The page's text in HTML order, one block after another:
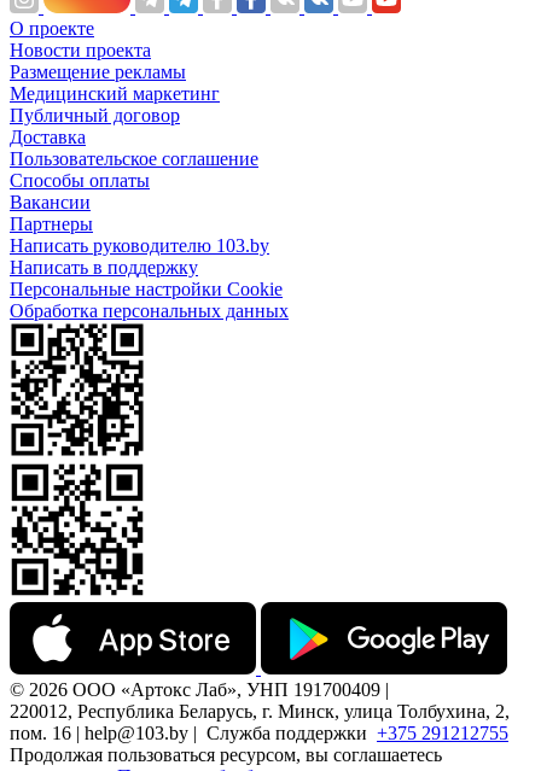
О проекте
Новости проекта
Размещение рекламы
Медицинский маркетинг
Публичный договор
Доставка
Пользовательское соглашение
Способы оплаты
Вакансии
Партнеры
Написать руководителю 103.by
Написать в поддержку
Персональные настройки Cookie
Обработка персональных данных
© 2026 ООО «Артокс Лаб», УНП 191700409 |
220012, Республика Беларусь, г. Минск, улица Толбухина, 2,
пом. 16 | help@103.by | Служба поддержки +375 291212755
Продолжая пользоваться ресурсом, вы соглашаетесь